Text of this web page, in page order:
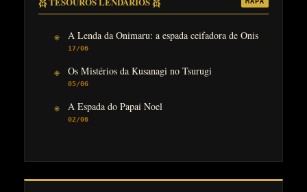
A Lenda da Onimaru: a espada ceifadora de Onis
17/06
Os Mistérios da Kusanagi no Tsurugi
05/06
A Espada do Papai Noel
02/06